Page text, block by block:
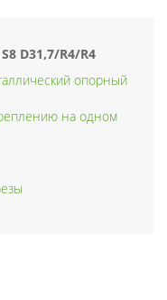
D31,7/R4/R4
опорный
на одном